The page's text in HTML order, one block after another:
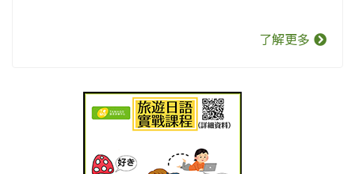
了解更多